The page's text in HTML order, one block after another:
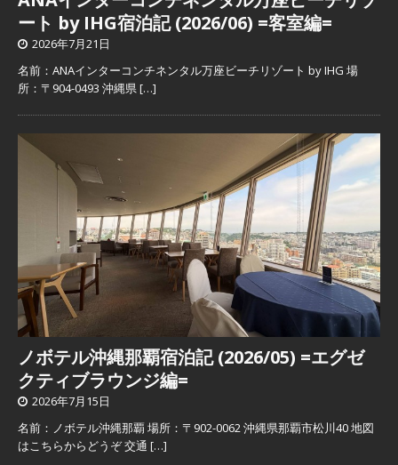
ート by IHG宿泊記 (2026/06) =客室編=
2026年7月21日
名前：ANAインターコンチネンタル万座ビーチリゾート by IHG 場
所：〒904-0493 沖縄県[…]
ノボテル沖縄那覇宿泊記 (2026/05) =エグゼ
クティブラウンジ編=
2026年7月15日
名前：ノボテル沖縄那覇 場所：〒902-0062 沖縄県那覇市松川40 地図
はこちらからどうぞ 交通 […]